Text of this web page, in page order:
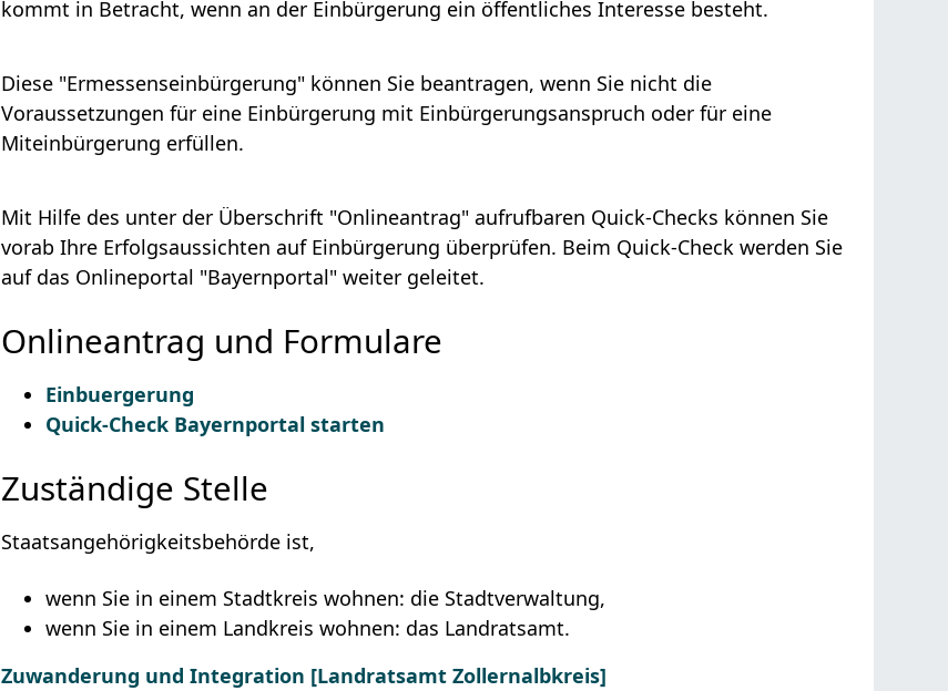
kommt in Betracht, wenn an der Einbürgerung ein öffentliches Interesse besteht.
Diese "Ermessenseinbürgerung" können Sie beantragen, wenn Sie nicht die
Voraussetzungen für eine Einbürgerung mit Einbürgerungsanspruch oder für eine
Miteinbürgerung erfüllen.
Mit Hilfe des unter der Überschrift "Onlineantrag" aufrufbaren Quick-Checks können Sie
vorab Ihre Erfolgsaussichten auf Einbürgerung überprüfen. Beim Quick-Check werden Sie
auf das Onlineportal "Bayernportal" weiter geleitet.
Onlineantrag und Formulare
Einbuergerung
Quick-Check Bayernportal starten
Zuständige Stelle
Staatsangehörigkeitsbehörde ist,
wenn Sie in einem Stadtkreis wohnen: die Stadtverwaltung,
wenn Sie in einem Landkreis wohnen: das Landratsamt.
Zuwanderung und Integration [Landratsamt Zollernalbkreis]